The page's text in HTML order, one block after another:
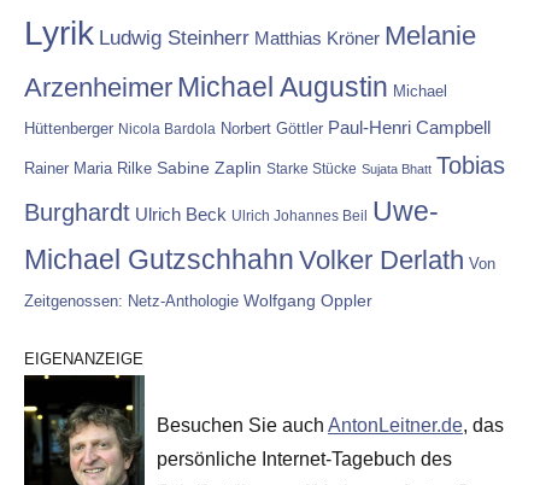
Lyrik Ludwig Steinherr Matthias Kröner Melanie
Arzenheimer Michael Augustin Michael
Hüttenberger Nicola Bardola Norbert Göttler Paul-Henri Campbell
Rainer Maria Rilke Sabine Zaplin Starke Stücke Sujata Bhatt Tobias
Burghardt Ulrich Beck Ulrich Johannes Beil
Uwe-
Michael Gutzschhahn Volker Derlath Von
Zeitgenossen: Netz-Anthologie Wolfgang Oppler
EIGENANZEIGE
Besuchen Sie auch AntonLeitner.de, das
persönliche Internet-Tagebuch des